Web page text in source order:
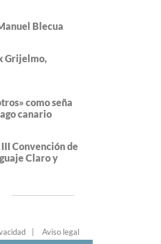
Blecua
Grijelmo,
como seña
canario
Convención de
Claro y
Aviso legal